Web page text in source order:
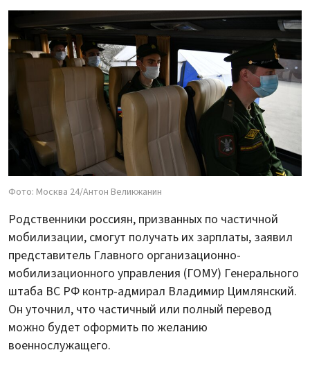
Фото: Москва 24/Антон Великжанин
Родственники россиян, призванных по частичной
мобилизации, смогут получать их зарплаты, заявил
представитель Главного организационно-
мобилизационного управления (ГОМУ) Генерального
штаба ВС РФ контр-адмирал Владимир Цимлянский.
Он уточнил, что частичный или полный перевод
можно будет оформить по желанию
военнослужащего.